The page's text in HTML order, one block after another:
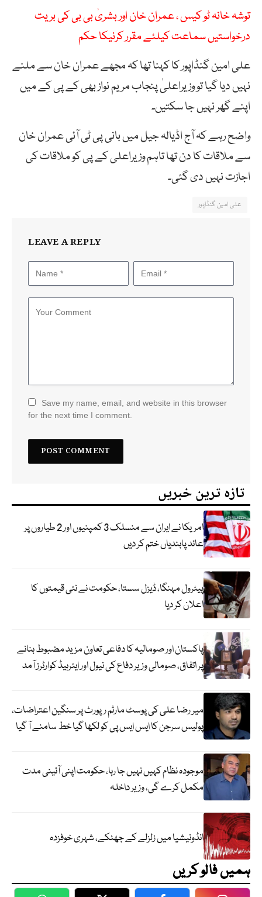
توشہ خانہ ٹو کیس ، عمران خان اور بشریٰ بی بی کی بریت
درخواستیں سماعت کیلئے مقرر کرنیکا حکم
علی امین گنڈاپور کا کہنا تھا کہ مجھے عمران خان سے ملنے
نہیں دیا گیا تو وزیراعلیٰ پنجاب مریم نواز بھی کے پی کے میں
اپنے گھر نہیں جا سکتیں۔
واضح رہے کہ آج اڈیالہ جیل میں بانی پی ٹی آئی عمران خان
سے ملاقات کا دن تھا تاہم وزیراعلی کے پی کو ملاقات کی
اجازت نہیں دی گئی۔
علی امین گنڈاپور
LEAVE A REPLY
Save my name, email, and website in this browser
for the next time I comment.
تازہ ترین خبریں
امریکا نے ایران سے منسلک 3 کمپنیوں اور 2 طیاروں پر
عائد پابندیاں ختم کر دیں
پیٹرول مہنگا، ڈیزل سستا، حکومت نے نئی قیمتوں کا
اعلان کر دیا
پاکستان اور صومالیہ کا دفاعی تعاون مزید مضبوط بنانے
پر اتفاق، صومالی وزیر دفاع کی نیول اور ایئرہیڈ کوارٹرز آمد
میر رضا علی کی پوسٹ مارٹم رپورٹ پر سنگین اعتراضات،
پولیس سرجن کا ایس ایس پی کو لکھا گیا خط سامنے آ گیا
موجودہ نظام کہیں نہیں جا رہا، حکومت اپنی آئینی مدت
مکمل کرے گی، وزیر داخلہ
انڈونیشیا میں زلزلے کے جھٹکے، شہری خوفزدہ
ہمیں فالو کریں